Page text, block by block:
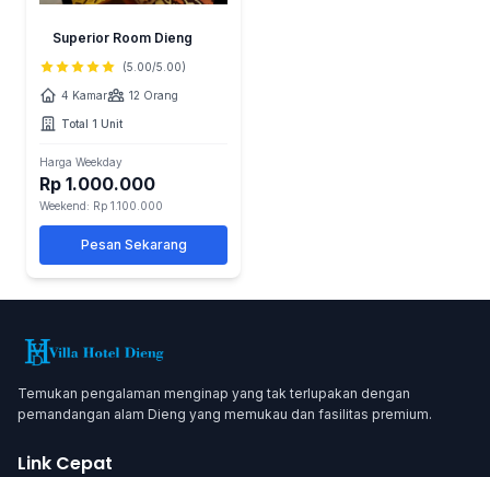
Superior Room Dieng
(5.00/5.00)
4 Kamar 12 Orang
Total 1 Unit
Harga Weekday
Rp 1.000.000
Weekend: Rp 1.100.000
Pesan Sekarang
Temukan pengalaman menginap yang tak terlupakan dengan
pemandangan alam Dieng yang memukau dan fasilitas premium.
Link Cepat